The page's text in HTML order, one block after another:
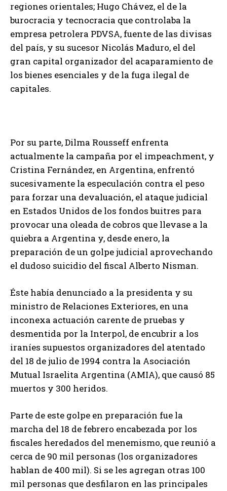
regiones orientales; Hugo Chávez, el de la
burocracia y tecnocracia que controlaba la
empresa petrolera PDVSA, fuente de las divisas
del país, y su sucesor Nicolás Maduro, el del
gran capital organizador del acaparamiento de
los bienes esenciales y de la fuga ilegal de
capitales.
Por su parte, Dilma Rousseff enfrenta
actualmente la campaña por el impeachment, y
Cristina Fernández, en Argentina, enfrentó
sucesivamente la especulación contra el peso
para forzar una devaluación, el ataque judicial
en Estados Unidos de los fondos buitres para
provocar una oleada de cobros que llevase a la
quiebra a Argentina y, desde enero, la
preparación de un golpe judicial aprovechando
el dudoso suicidio del fiscal Alberto Nisman.
Éste había denunciado a la presidenta y su
ministro de Relaciones Exteriores, en una
inconexa actuación carente de pruebas y
desmentida por la Interpol, de encubrir a los
iraníes supuestos organizadores del atentado
del 18 de julio de 1994 contra la Asociación
Mutual Israelita Argentina (AMIA), que causó 85
muertos y 300 heridos.
Parte de este golpe en preparación fue la
marcha del 18 de febrero encabezada por los
fiscales heredados del menemismo, que reunió a
cerca de 90 mil personas (los organizadores
hablan de 400 mil). Si se les agregan otras 100
mil personas que desfilaron en las principales